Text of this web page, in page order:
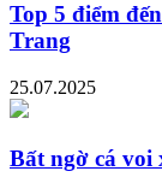
Top 5 điểm
Trang
25.07.2025
Bất ngờ cá voi